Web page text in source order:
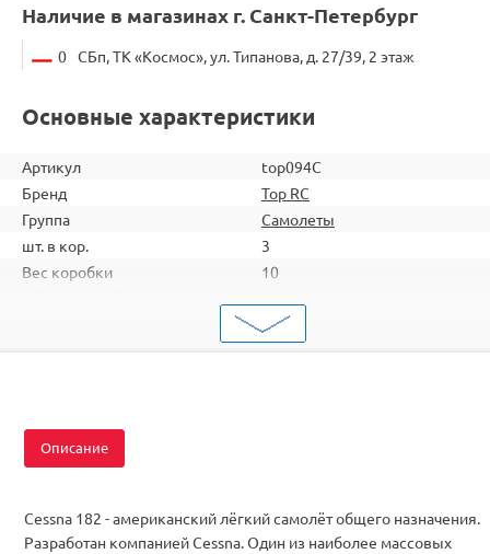
Наличие в магазинах г. Санкт-Петербург
0 СБп, ТК «Космос», ул. Типанова, д. 27/39, 2 этаж
Основные характеристики
Артикул
top094C
Бренд
Top RC
Группа
Самолеты
шт. в кор.
3
Вес коробки
10
2000000098258
Двигатель
Комплектация
Описание
Cessna 182 - американский лёгкий самолёт общего назначения.
Разработан компанией Cessna. Один из наиболее массовых